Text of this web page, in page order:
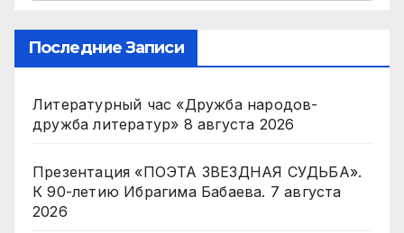
Последние Записи
Литературный час «Дружба народов-
дружба литератур» 8 августа 2026
Презентация «ПОЭТА ЗВЕЗДНАЯ СУДЬБА».
К 90-летию Ибрагима Бабаева. 7 августа
2026